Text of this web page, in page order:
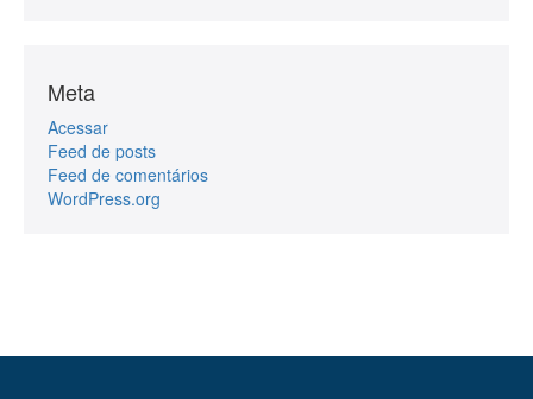
Meta
Acessar
Feed de posts
Feed de comentários
WordPress.org